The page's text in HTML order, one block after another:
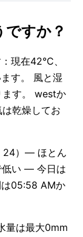
すか？
現在42°C、
す。 風と湿
ます。 westか
乾燥してお
24）— ほとん
低い — 今日は
は05:58 AMか
量は最大0mm